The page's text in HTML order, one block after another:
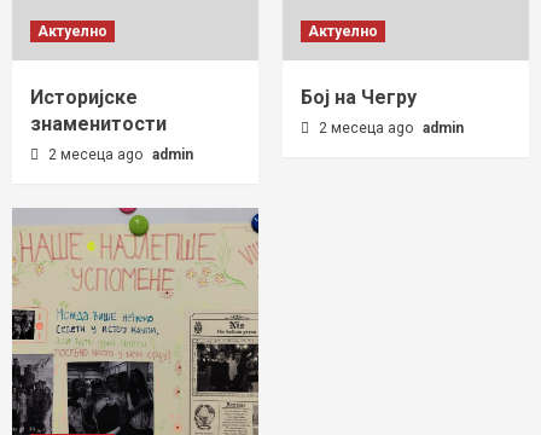
Актуелно
Историјске
знаменитости
2 месеца ago admin
Актуелно
Бој на Чегру
2 месеца ago admin